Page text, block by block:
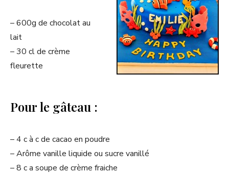
– 600g de chocolat au
lait
– 30 cl de crème
fleurette
Pour le gâteau :
– 4 c à c de cacao en poudre
– Arôme vanille liquide ou sucre vanillé
– 8 c a soupe de crème fraiche